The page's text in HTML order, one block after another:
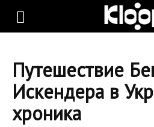
KLOOP.KG
Новости
Путешествие
Искендера в
хроника